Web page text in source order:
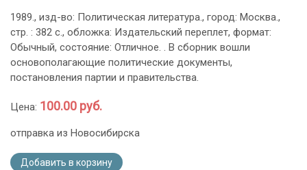
1989., изд-во: Политическая литература., город: Москва.,
стр. : 382 с., обложка: Издательский переплет, формат:
Обычный, состояние: Отличное. . В сборник вошли
основополагающие политические документы,
постановления партии и правительства.
Цена: 100.00 руб.
отправка из Новосибирска
Добавить в корзину